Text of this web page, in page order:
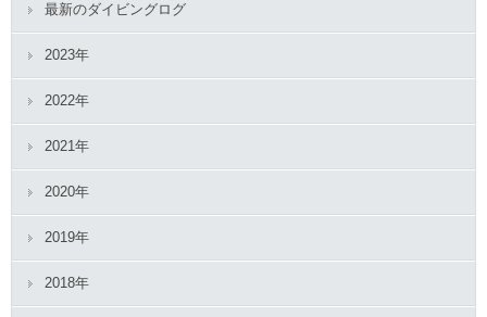
最新のダイビングログ
2023年
2022年
2021年
2020年
2019年
2018年